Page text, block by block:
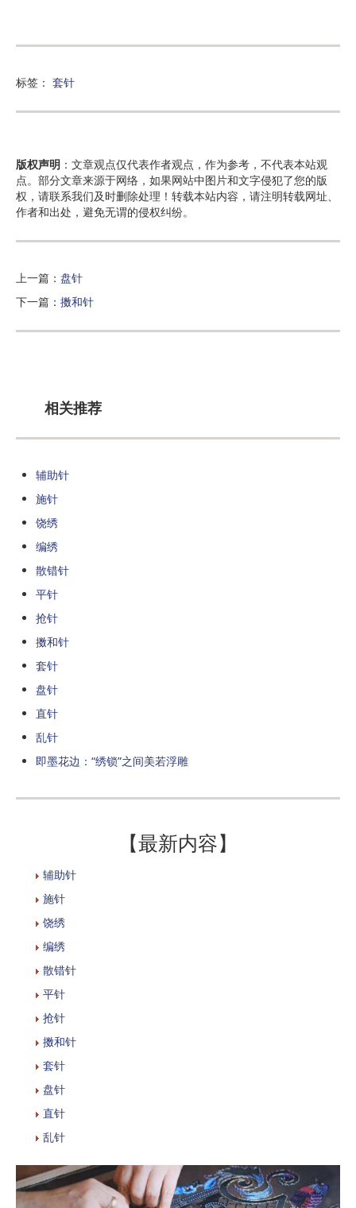
标签： 套针
版权声明 ：文章观点仅代表作者观点，作为参考，不代表本站观
点。部分文章来源于网络，如果网站中图片和文字侵犯了您的版
权，请联系我们及时删除处理！转载本站内容，请注明转载网址、
作者和出处，避免无谓的侵权纠纷。
上一篇： 盘针
下一篇： 擞和针
相关推荐
辅助针
施针
饶绣
编绣
散错针
平针
抢针
擞和针
套针
盘针
直针
乱针
即墨花边：“绣锁”之间美若浮雕
【最新内容】
辅助针
施针
饶绣
编绣
散错针
平针
抢针
擞和针
套针
盘针
直针
乱针